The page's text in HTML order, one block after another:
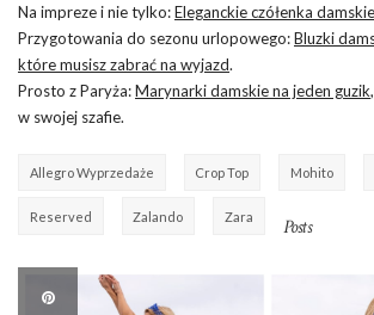
Na impreze i nie tylko:Eleganckie czółenka
Przygotowania do sezonu urlopowego:Bluzki
które musisz zabrać na wyjazd.
Prosto z Paryża:Marynarki damskie na jeden guzik
w swojej szafie.
Allegro Wyprzedaże Crop Top Mohito
Reserved Zalando Zara
Posts